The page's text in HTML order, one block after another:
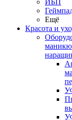
ИБП
Ещё
Красота и